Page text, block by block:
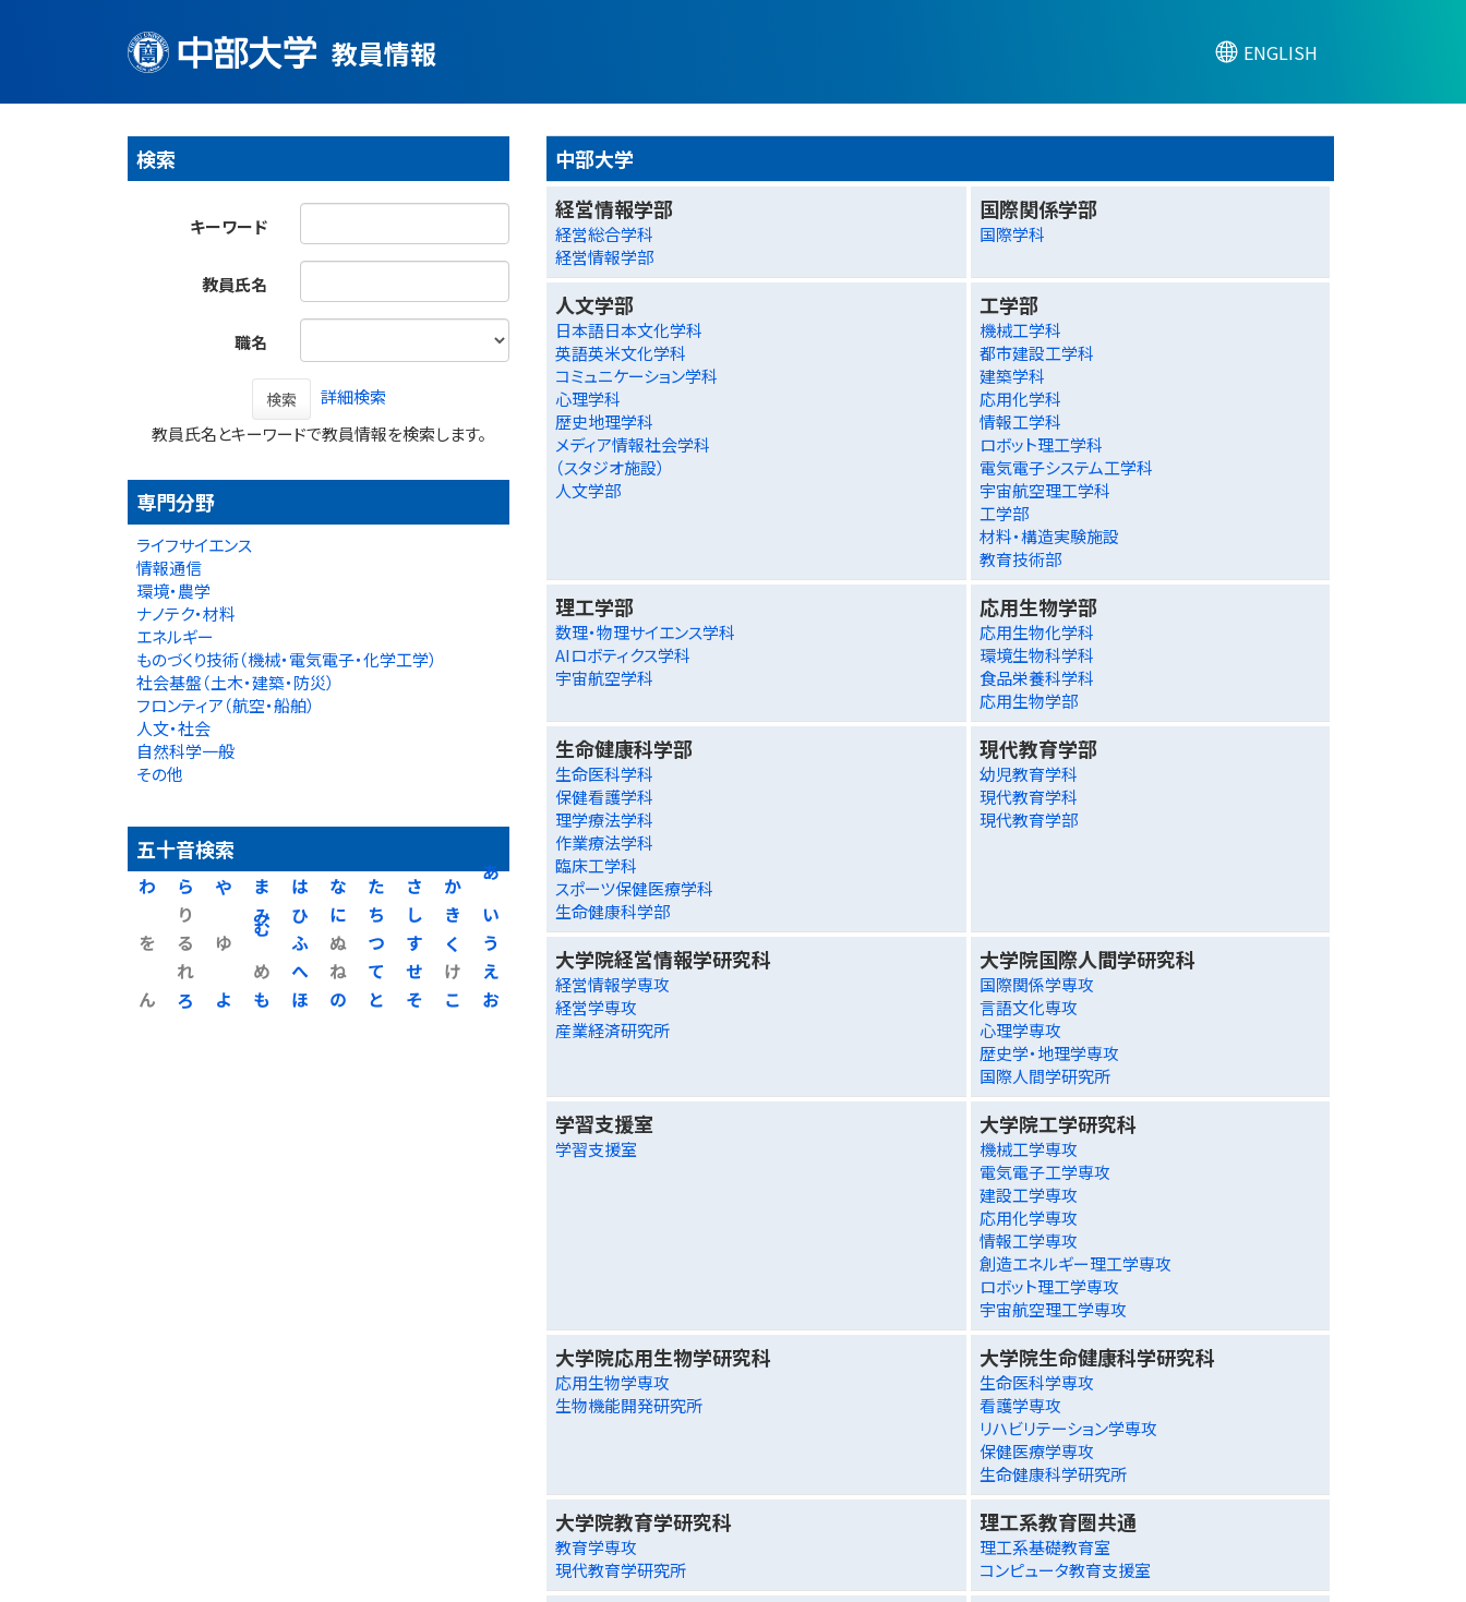
教員情報 ENGLISH
検索
キーワード
教員氏名
職名
検索
詳細検索
教員氏名とキーワードで教員情報を検索します。
専門分野
ライフサイエンス
情報通信
環境・農学
ナノテク・材料
エネルギー
ものづくり技術（機械・電気電子・化学工学）
社会基盤（土木・建築・防災）
フロンティア（航空・船舶）
人文・社会
自然科学一般
その他
五十音検索
あ
い
う
え
お
か
き
く
け
こ
さ
し
す
せ
そ
た
ち
つ
て
と
な
に
ぬ
ね
の
は
ひ
ふ
へ
ほ
ま
み
む
め
も
や
ゆ
よ
ら
り
る
れ
ろ
わ
を
ん
中部大学
経営情報学部
経営総合学科
経営情報学部
国際関係学部
国際学科
人文学部
日本語日本文化学科
英語英米文化学科
コミュニケーション学科
心理学科
歴史地理学科
メディア情報社会学科
（スタジオ施設）
人文学部
工学部
機械工学科
都市建設工学科
建築学科
応用化学科
情報工学科
ロボット理工学科
電気電子システム工学科
宇宙航空理工学科
工学部
材料・構造実験施設
教育技術部
理工学部
数理・物理サイエンス学科
AIロボティクス学科
宇宙航空学科
応用生物学部
応用生物化学科
環境生物科学科
食品栄養科学科
応用生物学部
生命健康科学部
生命医科学科
保健看護学科
理学療法学科
作業療法学科
臨床工学科
スポーツ保健医療学科
生命健康科学部
現代教育学部
幼児教育学科
現代教育学科
現代教育学部
大学院経営情報学研究科
経営情報学専攻
経営学専攻
産業経済研究所
大学院国際人間学研究科
国際関係学専攻
言語文化専攻
心理学専攻
歴史学・地理学専攻
国際人間学研究所
学習支援室
学習支援室
大学院工学研究科
機械工学専攻
電気電子工学専攻
建設工学専攻
応用化学専攻
情報工学専攻
創造エネルギー理工学専攻
ロボット理工学専攻
宇宙航空理工学専攻
大学院応用生物学研究科
応用生物学専攻
生物機能開発研究所
大学院生命健康科学研究科
生命医科学専攻
看護学専攻
リハビリテーション学専攻
保健医療学専攻
生命健康科学研究所
大学院教育学研究科
教育学専攻
現代教育学研究所
理工系教育圏共通
理工系基礎教育室
コンピュータ教育支援室